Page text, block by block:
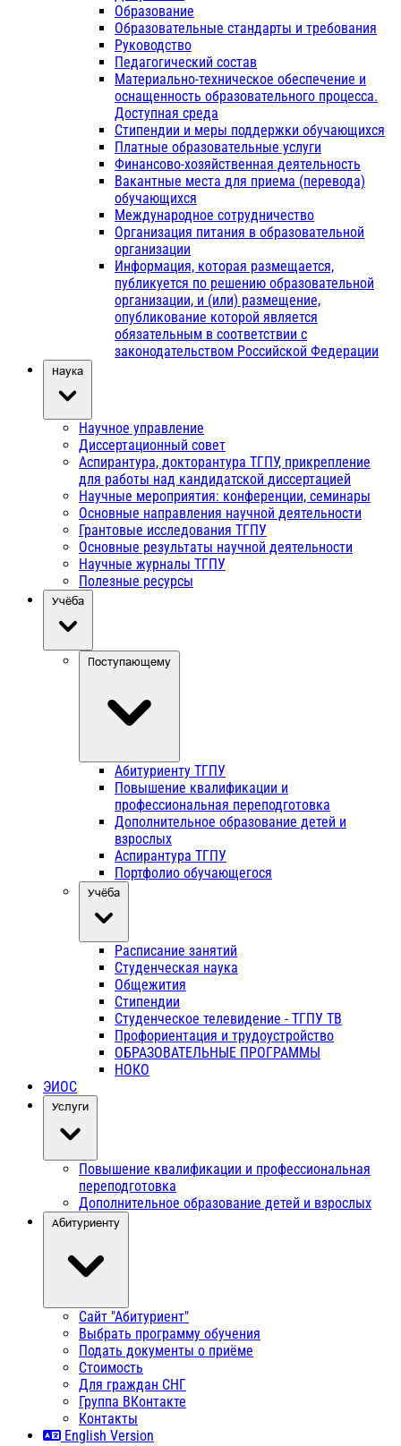
Образование
Образовательные стандарты и требования
Руководство
Педагогический состав
Материально-техническое обеспечение и
оснащенность образовательного процесса.
Доступная среда
Стипендии и меры поддержки обучающихся
Платные образовательные услуги
Финансово-хозяйственная деятельность
Вакантные места для приема (перевода)
обучающихся
Международное сотрудничество
Организация питания в образовательной
организации
Информация, которая размещается,
публикуется по решению образовательной
организации, и (или) размещение,
опубликование которой является
обязательным в соответствии с
законодательством Российской Федерации
Наука
Научное управление
Диссертационный совет
Аспирантура, докторантура ТГПУ, прикрепление
для работы над кандидатской диссертацией
Научные мероприятия: конференции, семинары
Основные направления научной деятельности
Грантовые исследования ТГПУ
Основные результаты научной деятельности
Научные журналы ТГПУ
Полезные ресурсы
Учёба
Поступающему
Абитуриенту ТГПУ
Повышение квалификации и
профессиональная переподготовка
Дополнительное образование детей и
взрослых
Аспирантура ТГПУ
Портфолио обучающегося
Учёба
Расписание занятий
Студенческая наука
Общежития
Стипендии
Студенческое телевидение - ТГПУ ТВ
Профориентация и трудоустройство
ОБРАЗОВАТЕЛЬНЫЕ ПРОГРАММЫ
НОКО
ЭИОС
Услуги
Повышение квалификации и профессиональная
переподготовка
Дополнительное образование детей и взрослых
Абитуриенту
Сайт "Абитуриент"
Выбрать программу обучения
Подать документы о приёме
Стоимость
Для граждан СНГ
Группа ВКонтакте
Контакты
English Version